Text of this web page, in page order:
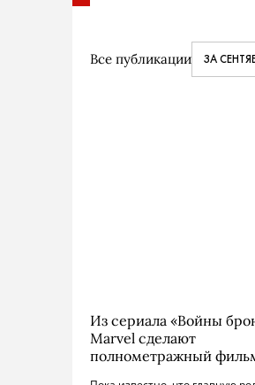
Все публикации ЗА
Из сериала «Войны
Marvel сделают
полнометражный